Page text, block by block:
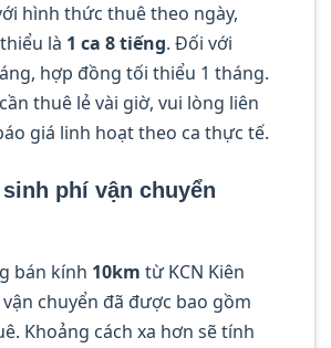
hình thức thuê theo ngày,
là 1 ca 8 tiếng. Đối với
hợp đồng tối thiểu 1 tháng.
thuê lẻ vài giờ, vui lòng liên
giá linh hoạt theo ca thực tế.
sinh phí vận chuyển
bán kính 10km từ KCN Kiên
chuyển đã được bao gồm
Khoảng cách xa hơn sẽ tính